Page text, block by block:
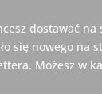
dostawać
się nowego na
Możesz w